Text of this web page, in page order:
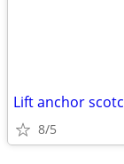
Lift anchor
8/5